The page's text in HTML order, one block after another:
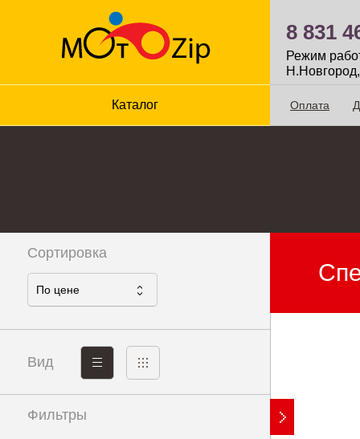
8 831
Режим
Каталог Оплата
Сортировка
По ценe
Вид
Фильтры